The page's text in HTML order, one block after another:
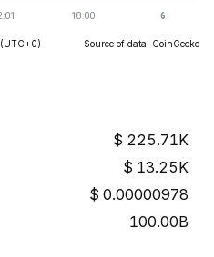
(UTC+0) Source of data: CoinGecko
225.71K
13.25K
0.00000978
100.00B